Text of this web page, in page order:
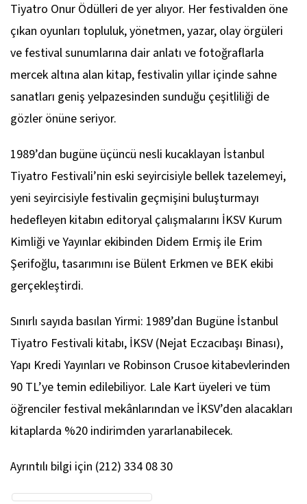
Tiyatro Onur Ödülleri de yer alıyor. Her festivalden öne
çıkan oyunları topluluk, yönetmen, yazar, olay örgüleri
ve festival sunumlarına dair anlatı ve fotoğraflarla
mercek altına alan kitap, festivalin yıllar içinde sahne
sanatları geniş yelpazesinden sunduğu çeşitliliği de
gözler önüne seriyor.
1989’dan bugüne üçüncü nesli kucaklayan İstanbul
Tiyatro Festivali’nin eski seyircisiyle bellek tazelemeyi,
yeni seyircisiyle festivalin geçmişini buluşturmayı
hedefleyen kitabın editoryal çalışmalarını İKSV Kurum
Kimliği ve Yayınlar ekibinden Didem Ermiş ile Erim
Şerifoğlu, tasarımını ise Bülent Erkmen ve BEK ekibi
gerçekleştirdi.
Sınırlı sayıda basılan Yirmi: 1989’dan Bugüne İstanbul
Tiyatro Festivali kitabı, İKSV (Nejat Eczacıbaşı Binası),
Yapı Kredi Yayınları ve Robinson Crusoe kitabevlerinden
90 TL’ye temin edilebiliyor. Lale Kart üyeleri ve tüm
öğrenciler festival mekânlarından ve İKSV’den alacakları
kitaplarda %20 indirimden yararlanabilecek.
Ayrıntılı bilgi için (212) 334 08 30